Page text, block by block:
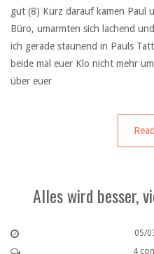
gut (8) Kurz darauf kamen Paul
Büro, umarmten sich lachend
ich gerade staunend in Pauls
beide mal euer Klo nicht mehr
über euer
Alles wird besser,
05/
4